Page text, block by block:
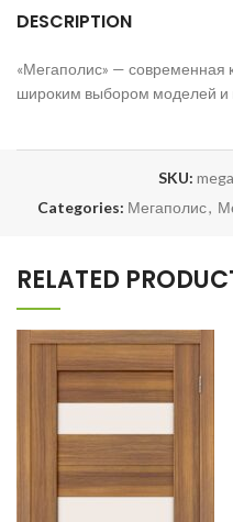
DESCRIPTION
«Мегаполис» — современная
широким выбором моделей и
SKU:
Categories: Мегаполис,
RELATED